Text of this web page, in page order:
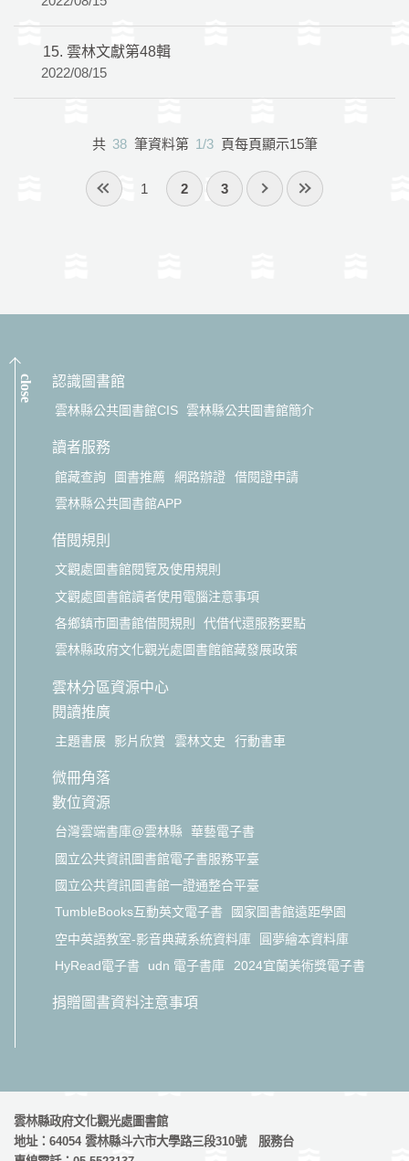
15. 雲林文獻第48輯
2022/08/15
共 38 筆資料第 1/3 頁每頁顯示15筆
1 2 3
close 認識圖書館
雲林縣公共圖書館CIS 雲林縣公共圖書館簡介
讀者服務
館藏查詢 圖書推薦 網路辦證
借閱證申請
雲林縣公共圖書館APP
借閱規則
文觀處圖書館閱覽及使用規則
文觀處圖書館讀者使用電腦注意事項
各鄉鎮市圖書館借閱規則
代借代還服務要點
雲林縣政府文化觀光處圖書館館藏發展政策
雲林分區資源中心
閱讀推廣
主題書展 影片欣賞 雲林文史 行動書車
微冊角落
數位資源
台灣雲端書庫@雲林縣
華藝電子書
國立公共資訊圖書館電子書服務平臺
國立公共資訊圖書館一證通整合平臺
TumbleBooks互動英文電子書
國家圖書館遠距學園
空中英語教室-影音典藏系統資料庫
圓夢繪本資料庫
HyRead電子書
udn 電子書庫 2024宜蘭美術獎電子書
捐贈圖書資料注意事項
雲林縣政府文化觀光處圖書館
地址：64054 雲林縣斗六市大學路三段310號 服務台